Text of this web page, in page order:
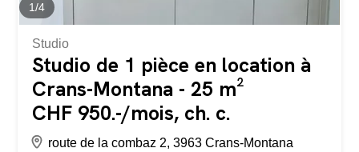
1/4
Studio
Studio de 1 pièce en location à
Crans-Montana - 25 m²
CHF 950.-/mois, ch. c.
route de la combaz 2, 3963 Crans-Montana